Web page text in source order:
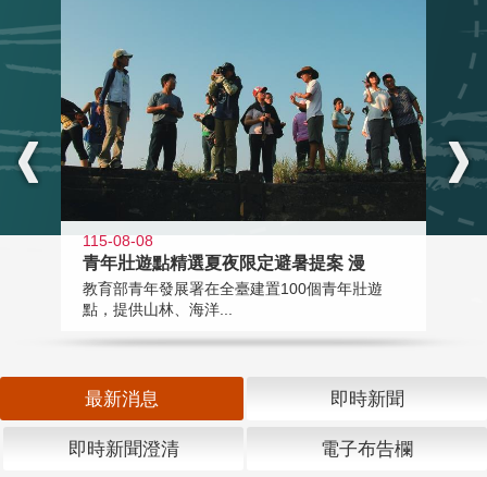
115-08-08
青年壯遊點精選夏夜限定避暑提案 漫
教育部青年發展署在全臺建置100個青年壯遊
點，提供山林、海洋...
最新消息 即時新聞
即時新聞澄清 電子布告欄